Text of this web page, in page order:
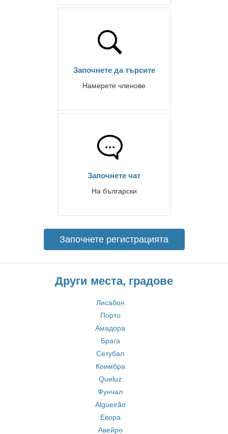
Започнете да търсите
Намерете членове
Започнете чат
На български
Започнете регистрацията
Други места, градове
Лисабон
Порто
Амадора
Брага
Сетубал
Коимбра
Queluz
Фунчал
Algueirão
Евора
Авейро